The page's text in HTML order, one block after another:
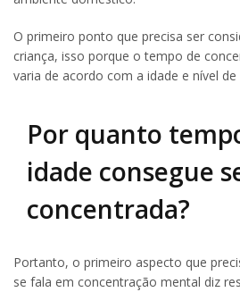
O primeiro ponto que precisa ser
criança, isso porque o tempo de
varia de acordo com a idade e nível
Por quanto
idade consegue
concentrada?
Portanto, o primeiro aspecto que
se fala em concentração mental diz